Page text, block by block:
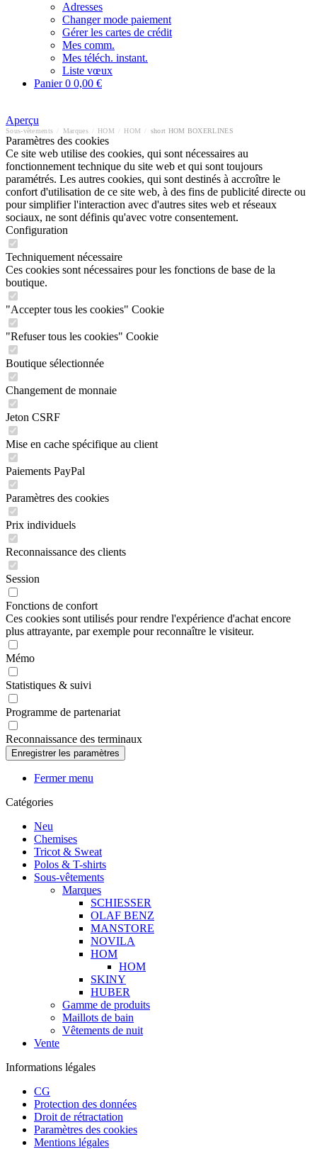
Adresses
Changer mode paiement
Gérer les cartes de crédit
Mes comm.
Mes téléch. instant.
Liste vœux
Panier0 0,00 €
Aperçu
Sous-vêtements Marques HOM HOM short HOM BOXERLINES
Paramètres des cookies
Ce site web utilise des cookies, qui sont nécessaires au
fonctionnement technique du site web et qui sont toujours
paramétrés. Les autres cookies, qui sont destinés à accroître le
confort d'utilisation de ce site web, à des fins de publicité directe ou
pour simplifier l'interaction avec d'autres sites web et réseaux
sociaux, ne sont définis qu'avec votre consentement.
Configuration
Techniquement nécessaire
Ces cookies sont nécessaires pour les fonctions de base de la
boutique.
"Accepter tous les cookies" Cookie
"Refuser tous les cookies" Cookie
Boutique sélectionnée
Changement de monnaie
Jeton CSRF
Mise en cache spécifique au client
Paiements PayPal
Paramètres des cookies
Prix individuels
Reconnaissance des clients
Session
Fonctions de confort
Ces cookies sont utilisés pour rendre l'expérience d'achat encore
plus attrayante, par exemple pour reconnaître le visiteur.
Mémo
Statistiques & suivi
Programme de partenariat
Reconnaissance des terminaux
Fermer menu
Catégories
Neu
Chemises
Tricot & Sweat
Polos & T-shirts
Sous-vêtements
Marques
SCHIESSER
OLAF BENZ
MANSTORE
NOVILA
HOM
HOM
SKINY
HUBER
Gamme de produits
Maillots de bain
Vêtements de nuit
Vente
Informations légales
CG
Protection des données
Droit de rétractation
Paramètres des cookies
Mentions légales